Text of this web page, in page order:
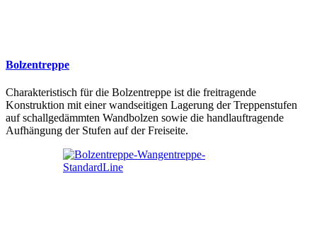
Bolzentreppe
Charakteristisch für die Bolzentreppe ist die freitragende
Konstruktion mit einer wandseitigen Lagerung der Treppenstufen
auf schallgedämmten Wandbolzen sowie die handlauftragende
Aufhängung der Stufen auf der Freiseite.